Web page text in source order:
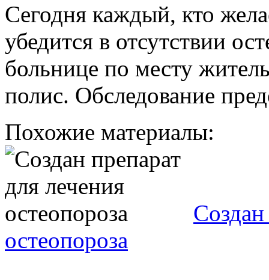
Сегодня каждый, кто
убедится в отсутствии
больнице по месту
полис. Обследование
Похожие материалы:
Создан
остеопороза